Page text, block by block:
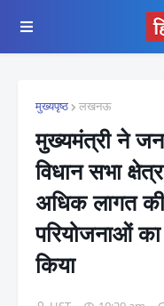
मुख्यपृष्ठ लखनऊ
मुख्यमंत्री ने
विधान सभा
अधिक लागत
परियोजनाओं का
किया